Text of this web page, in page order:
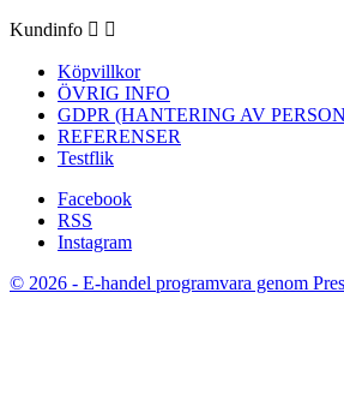
Kundinfo  
Köpvillkor
ÖVRIG INFO
GDPR (HANTERING AV
REFERENSER
Testflik
Facebook
RSS
Instagram
© 2026 - E-handel programvara genom